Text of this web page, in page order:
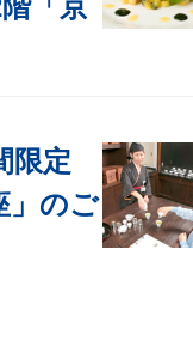
「京
限定
」のご